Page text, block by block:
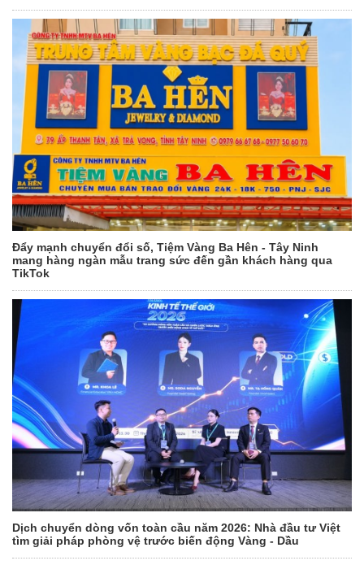
Đẩy mạnh chuyển đổi số, Tiệm Vàng Ba Hên - Tây Ninh
mang hàng ngàn mẫu trang sức đến gần khách hàng qua
TikTok
Dịch chuyển dòng vốn toàn cầu năm 2026: Nhà đầu tư Việt
tìm giải pháp phòng vệ trước biến động Vàng - Dầu